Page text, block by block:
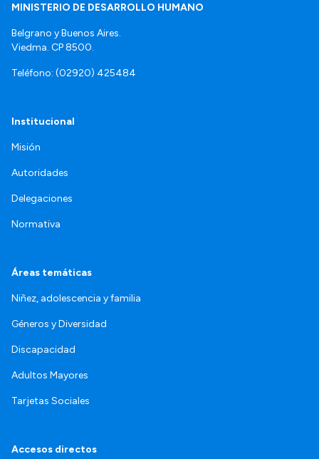
MINISTERIO DE DESARROLLO HUMANO
Belgrano y Buenos Aires.
Viedma. CP 8500.
Teléfono: (02920) 425484
Institucional
Misión
Autoridades
Delegaciones
Normativa
Áreas temáticas
Niñez, adolescencia y familia
Géneros y Diversidad
Discapacidad
Adultos Mayores
Tarjetas Sociales
Accesos directos